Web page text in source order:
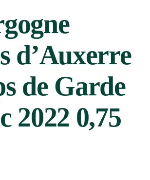
d’Auxerre
de Garde
2022 0,75